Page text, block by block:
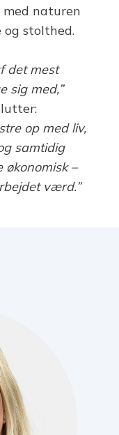
med naturen
stolthed.
det mest
sig med,”
op med liv,
samtidig
økonomisk –
værd.”